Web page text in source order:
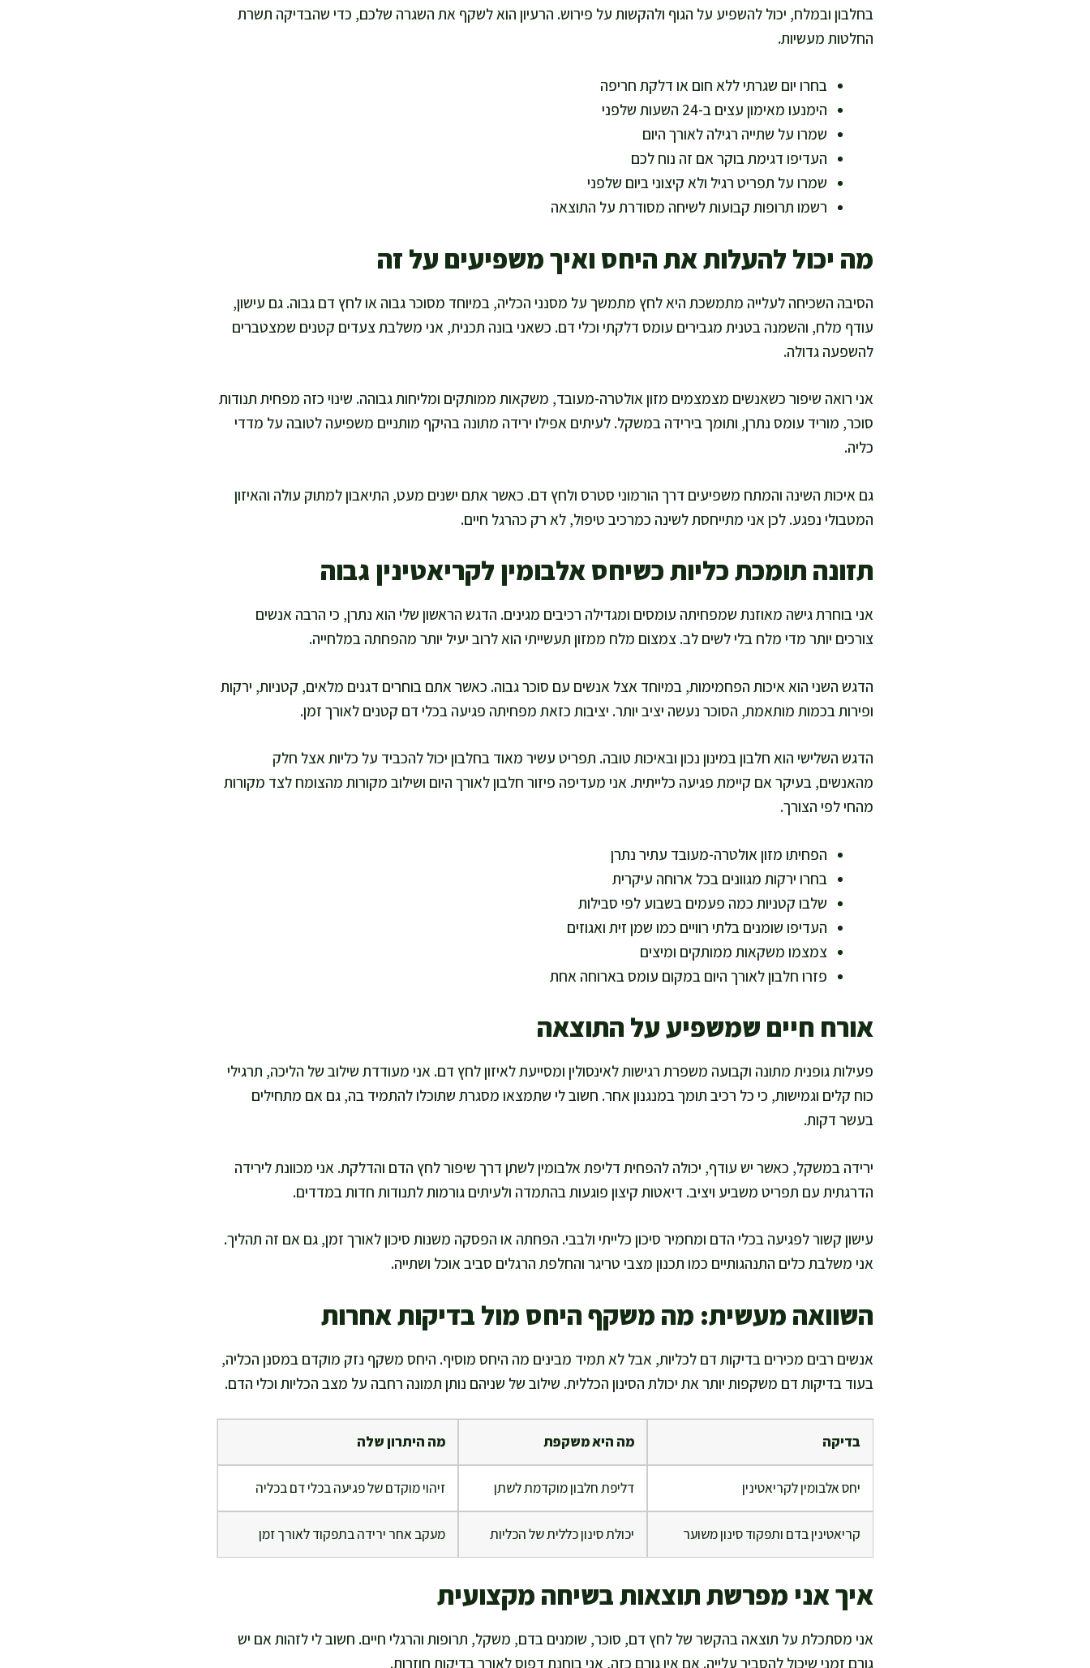
בחלבון ובמלח, יכול להשפיע על הגוף ולהקשות על פירוש. הרעיון הוא לשקף את השגרה שלכם, כדי שהבדיקה תשרת
החלטות מעשיות.
בחרו יום שגרתי ללא חום או דלקת חריפה
הימנעו מאימון עצים ב-24 השעות שלפני
שמרו על שתייה רגילה לאורך היום
העדיפו דגימת בוקר אם זה נוח לכם
שמרו על תפריט רגיל ולא קיצוני ביום שלפני
רשמו תרופות קבועות לשיחה מסודרת על התוצאה
מה יכול להעלות את היחס ואיך משפיעים על זה
הסיבה השכיחה לעלייה מתמשכת היא לחץ מתמשך על מסנני הכליה, במיוחד מסוכר גבוה או לחץ דם גבוה. גם עישון,
עודף מלח, והשמנה בטנית מגבירים עומס דלקתי וכלי דם. כשאני בונה תכנית, אני משלבת צעדים קטנים שמצטברים
להשפעה גדולה.
אני רואה שיפור כשאנשים מצמצמים מזון אולטרה-מעובד, משקאות ממותקים ומליחות גבוהה. שינוי כזה מפחית תנודות
סוכר, מוריד עומס נתרן, ותומך בירידה במשקל. לעיתים אפילו ירידה מתונה בהיקף מותניים משפיעה לטובה על מדדי
כליה.
גם איכות השינה והמתח משפיעים דרך הורמוני סטרס ולחץ דם. כאשר אתם ישנים מעט, התיאבון למתוק עולה והאיזון
המטבולי נפגע. לכן אני מתייחסת לשינה כמרכיב טיפול, לא רק כהרגל חיים.
תזונה תומכת כליות כשיחס אלבומין לקריאטינין גבוה
אני בוחרת גישה מאוזנת שמפחיתה עומסים ומגדילה רכיבים מגינים. הדגש הראשון שלי הוא נתרן, כי הרבה אנשים
צורכים יותר מדי מלח בלי לשים לב. צמצום מלח ממזון תעשייתי הוא לרוב יעיל יותר מהפחתה במלחייה.
הדגש השני הוא איכות הפחמימות, במיוחד אצל אנשים עם סוכר גבוה. כאשר אתם בוחרים דגנים מלאים, קטניות, ירקות
ופירות בכמות מותאמת, הסוכר נעשה יציב יותר. יציבות כזאת מפחיתה פגיעה בכלי דם קטנים לאורך זמן.
הדגש השלישי הוא חלבון במינון נכון ובאיכות טובה. תפריט עשיר מאוד בחלבון יכול להכביד על כליות אצל חלק
מהאנשים, בעיקר אם קיימת פגיעה כלייתית. אני מעדיפה פיזור חלבון לאורך היום ושילוב מקורות מהצומח לצד מקורות
מהחי לפי הצורך.
הפחיתו מזון אולטרה-מעובד עתיר נתרן
בחרו ירקות מגוונים בכל ארוחה עיקרית
שלבו קטניות כמה פעמים בשבוע לפי סבילות
העדיפו שומנים בלתי רוויים כמו שמן זית ואגוזים
צמצמו משקאות ממותקים ומיצים
פזרו חלבון לאורך היום במקום עומס בארוחה אחת
אורח חיים שמשפיע על התוצאה
פעילות גופנית מתונה וקבועה משפרת רגישות לאינסולין ומסייעת לאיזון לחץ דם. אני מעודדת שילוב של הליכה, תרגילי
כוח קלים וגמישות, כי כל רכיב תומך במנגנון אחר. חשוב לי שתמצאו מסגרת שתוכלו להתמיד בה, גם אם מתחילים
בעשר דקות.
ירידה במשקל, כאשר יש עודף, יכולה להפחית דליפת אלבומין לשתן דרך שיפור לחץ הדם והדלקת. אני מכוונת לירידה
הדרגתית עם תפריט משביע ויציב. דיאטות קיצון פוגעות בהתמדה ולעיתים גורמות לתנודות חדות במדדים.
עישון קשור לפגיעה בכלי הדם ומחמיר סיכון כלייתי ולבבי. הפחתה או הפסקה משנות סיכון לאורך זמן, גם אם זה תהליך.
אני משלבת כלים התנהגותיים כמו תכנון מצבי טריגר והחלפת הרגלים סביב אוכל ושתייה.
השוואה מעשית: מה משקף היחס מול בדיקות אחרות
אנשים רבים מכירים בדיקות דם לכליות, אבל לא תמיד מבינים מה היחס מוסיף. היחס משקף נזק מוקדם במסנן הכליה,
בעוד בדיקות דם משקפות יותר את יכולת הסינון הכללית. שילוב של שניהם נותן תמונה רחבה על מצב הכליות וכלי הדם.
בדיקה מה היא משקפת מה היתרון שלה
יחס אלבומין לקריאטינין דליפת חלבון מוקדמת לשתן זיהוי מוקדם של פגיעה בכלי דם בכליה
קריאטינין בדם ותפקוד סינון משוער יכולת סינון כללית של הכליות מעקב אחר ירידה בתפקוד לאורך זמן
איך אני מפרשת תוצאות בשיחה מקצועית
אני מסתכלת על תוצאה בהקשר של לחץ דם, סוכר, שומנים בדם, משקל, תרופות והרגלי חיים. חשוב לי לזהות אם יש
גורם זמני שיכול להסביר עלייה. אם אין גורם כזה, אני בוחנת דפוס לאורך בדיקות חוזרות.